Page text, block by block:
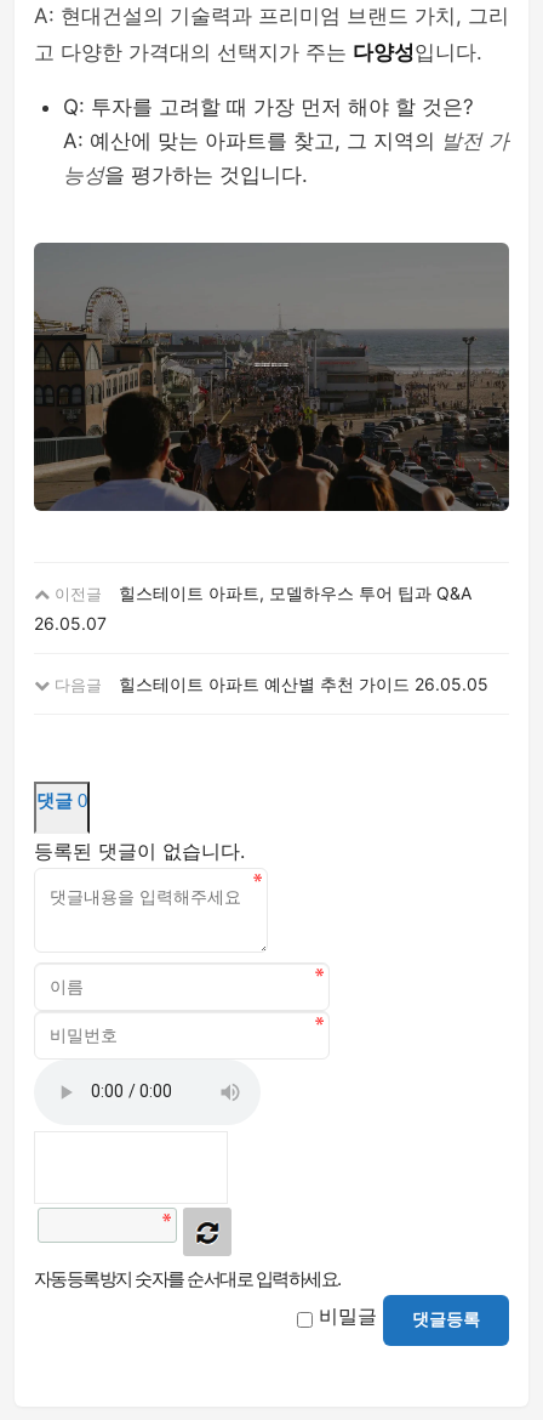
A: 현대건설의 기술력과 프리미엄 브랜드 가치, 그리
고 다양한 가격대의 선택지가 주는 다양성입니다.
Q: 투자를 고려할 때 가장 먼저 해야 할 것은?
A: 예산에 맞는 아파트를 찾고, 그 지역의 발전 가
능성을 평가하는 것입니다.
이전글
힐스테이트 아파트, 모델하우스 투어 팁과 Q&A
26.05.07
다음글 힐스테이트 아파트 예산별 추천 가이드 26.05.05
댓글 0
등록된 댓글이 없습니다.
자동등록방지 숫자를 순서대로 입력하세요.
비밀글 댓글등록